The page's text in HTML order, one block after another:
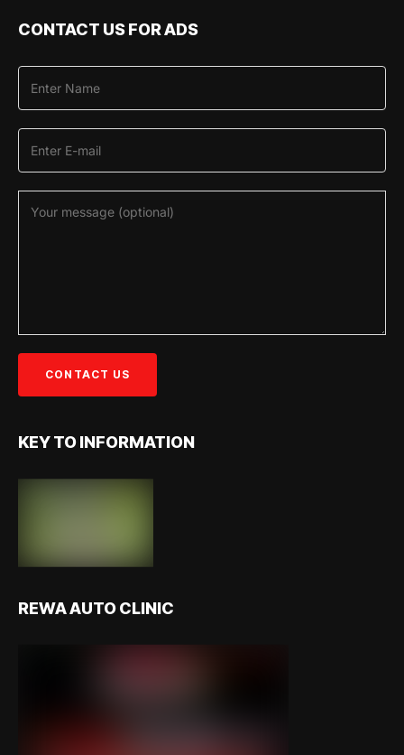
CONTACT US FOR ADS
KEY TO INFORMATION
REWA AUTO CLINIC